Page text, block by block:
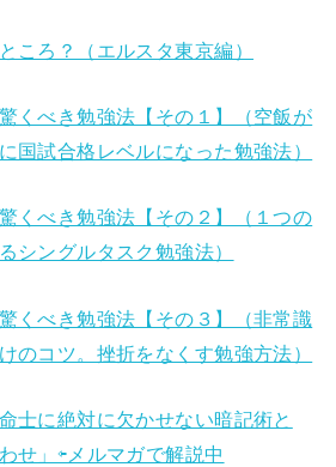
ころ？（エルスタ東京編）
くべき勉強法【その１】（空飯が
国試合格レベルになった勉強法）
くべき勉強法【その２】（１つの
シングルタスク勉強法）
くべき勉強法【その３】（非常識
のコツ。挫折をなくす勉強方法）
士に絶対に欠かせない暗記術と
せ」⇦メルマガで解説中